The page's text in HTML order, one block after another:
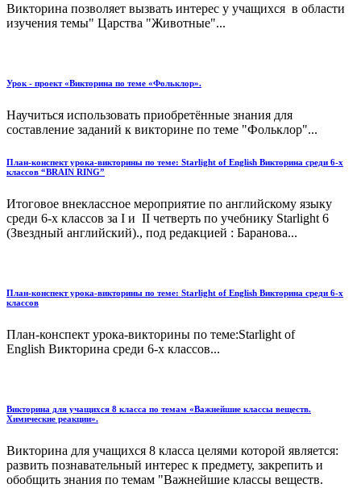
Викторина позволяет вызвать интерес у учащихся в области
изучения темы" Царства "Животные"...
Урок - проект «Викторина по теме «Фольклор».
Научиться использовать приобретённые знания для
составление заданий к викторине по теме "Фольклор"...
План-конспект урока-викторины по теме: Starlight of English Викторина среди 6-х
классов “BRAIN RING”
Итоговое внеклассное мероприятие по английскому языку
среди 6-х классов за I и II четверть по учебнику Starlight 6
(Звездный английский)., под редакцией : Баранова...
План-конспект урока-викторины по теме: Starlight of English Викторина среди 6-х
классов
План-конспект урока-викторины по теме:Starlight of
English Викторина среди 6-х классов...
Викторина для учащихся 8 класса по темам «Важнейшие классы веществ.
Химические реакции».
Викторина для учащихся 8 класса целями которой является:
развить познавательный интерес к предмету, закрепить и
обобщить знания по темам "Важнейшие классы веществ.